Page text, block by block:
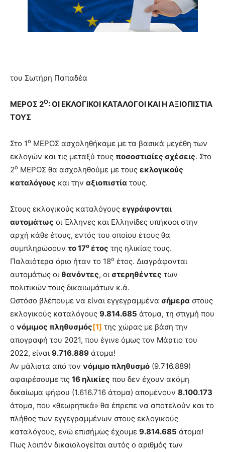
του Σωτήρη Παπαδέα
ΜΕΡΟΣ 2Ο: ΟΙ ΕΚΛΟΓΙΚΟΙ ΚΑΤΑΛΟΓΟΙ ΚΑΙ Η ΑΞΙΟΠΙΣΤΙΑ
ΤΟΥΣ
Στο 1ο ΜΕΡΟΣ ασχοληθήκαμε με τα βασικά μεγέθη των
εκλογών και τις μεταξύ τους ποσοστιαίες σχέσεις. Στο
2ο ΜΕΡΟΣ θα ασχοληθούμε με τους εκλογικούς
καταλόγους και την αξιοπιστία τους.
Στους εκλογικούς καταλόγους εγγράφονται
αυτομάτως οι Έλληνες και Ελληνίδες υπήκοοι στην
αρχή κάθε έτους, εντός του οποίου έτους θα
συμπληρώσουν το 17ο έτος της ηλικίας τους.
Παλαιότερα όριο ήταν το 18ο έτος. Διαγράφονται
αυτομάτως οι θανόντες, οι στερηθέντες των
πολιτικών τους δικαιωμάτων κ.ά.
Ωστόσο βλέπουμε να είναι εγγεγραμμένα σήμερα στους
εκλογικούς καταλόγους 9.814.685 άτομα, τη στιγμή που
ο νόμιμος πληθυσμός[1] της χώρας με βάση την
απογραφή του 2021, που έγινε όμως τον Μάρτιο του
2022, είναι 9.716.889 άτομα!
Αν μάλιστα από τον νόμιμο πληθυσμό (9.716.889)
αφαιρέσουμε τις 16 ηλικίες που δεν έχουν ακόμη
δικαίωμα ψήφου (1.616.716 άτομα) απομένουν 8.100.173
άτομα, που «θεωρητικά» θα έπρεπε να αποτελούν και το
πλήθος των εγγεγραμμένων στους εκλογικούς
καταλόγους, ενώ επισήμως έχουμε 9.814.685 άτομα!
Πως λοιπόν δικαιολογείται αυτός ο αριθμός των